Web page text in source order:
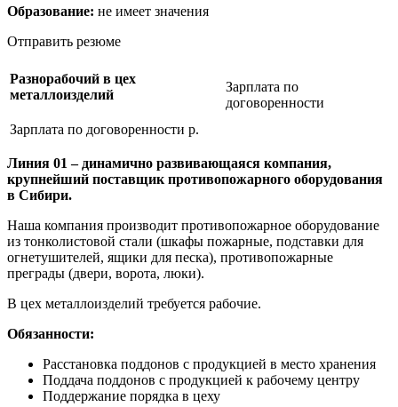
Образование: не имеет значения
Отправить резюме
Разнорабочий в цех
металлоизделий
Зарплата по договоренности р.
Зарплата по
договоренности
Линия 01 – динамично развивающаяся компания,
крупнейший поставщик противопожарного оборудования
в Сибири.
Наша компания производит противопожарное оборудование
из тонколистовой стали (шкафы пожарные, подставки для
огнетушителей, ящики для песка), противопожарные
преграды (двери, ворота, люки).
В цех металлоизделий требуется рабочие.
Обязанности:
Расстановка поддонов с продукцией в место хранения
Поддача поддонов с продукцией к рабочему центру
Поддержание порядка в цеху